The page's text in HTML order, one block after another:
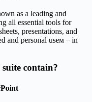
as a leading and
all essential tools for
presentations, and
and personal useм – in
contain?